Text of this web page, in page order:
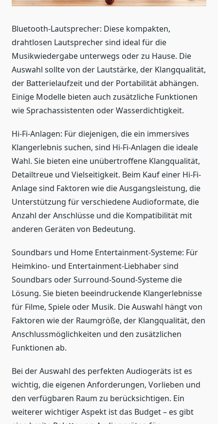
Bluetooth-Lautsprecher: Diese kompakten,
drahtlosen Lautsprecher sind ideal für die
Musikwiedergabe unterwegs oder zu Hause. Die
Auswahl sollte von der Lautstärke, der Klangqualität,
der Batterielaufzeit und der Portabilität abhängen.
Einige Modelle bieten auch zusätzliche Funktionen
wie Sprachassistenten oder Wasserdichtigkeit.
Hi-Fi-Anlagen: Für diejenigen, die ein immersives
Klangerlebnis suchen, sind Hi-Fi-Anlagen die ideale
Wahl. Sie bieten eine unübertroffene Klangqualität,
Detailtreue und Vielseitigkeit. Beim Kauf einer Hi-Fi-
Anlage sind Faktoren wie die Ausgangsleistung, die
Unterstützung für verschiedene Audioformate, die
Anzahl der Anschlüsse und die Kompatibilität mit
anderen Geräten von Bedeutung.
Soundbars und Home Entertainment-Systeme: Für
Heimkino- und Entertainment-Liebhaber sind
Soundbars oder Surround-Sound-Systeme die
Lösung. Sie bieten beeindruckende Klangerlebnisse
für Filme, Spiele oder Musik. Die Auswahl hängt von
Faktoren wie der Raumgröße, der Klangqualität, den
Anschlussmöglichkeiten und den zusätzlichen
Funktionen ab.
Bei der Auswahl des perfekten Audiogeräts ist es
wichtig, die eigenen Anforderungen, Vorlieben und
den verfügbaren Raum zu berücksichtigen. Ein
weiterer wichtiger Aspekt ist das Budget – es gibt